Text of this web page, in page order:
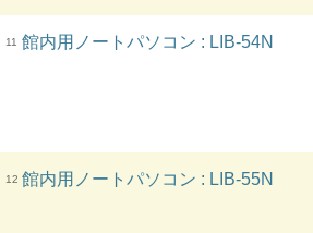
11 館内用ノートパソコン : LIB-54N
12 館内用ノートパソコン : LIB-55N